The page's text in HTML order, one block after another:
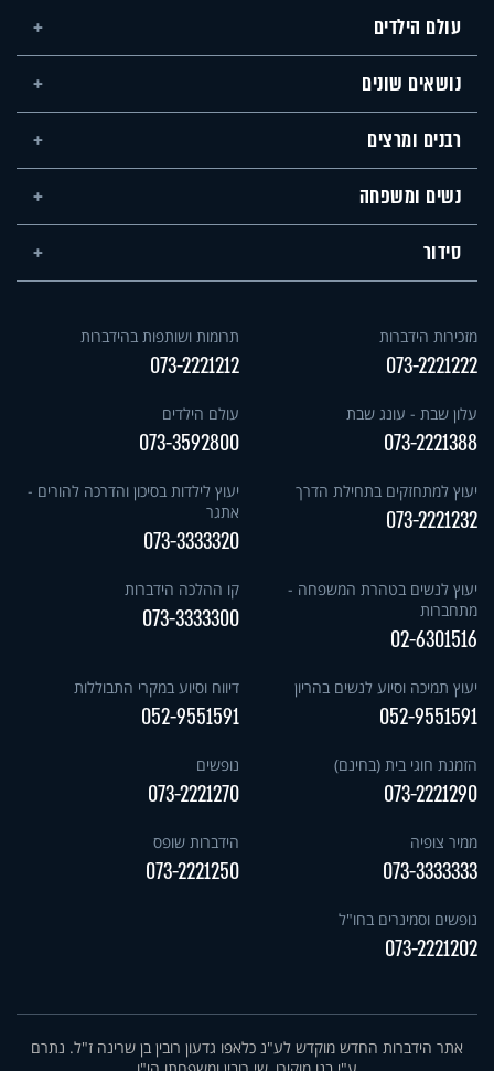
עולם הילדים
נושאים שונים
רבנים ומרצים
נשים ומשפחה
סידור
מזכירות הידברות
073-2221222
תרומות ושותפות בהידברות
073-2221212
עלון שבת - עונג שבת
073-2221388
עולם הילדים
073-3592800
יעוץ למתחזקים בתחילת הדרך
073-2221232
יעוץ לילדות בסיכון והדרכה להורים -
אתגר
073-3333320
יעוץ לנשים בטהרת המשפחה -
מתחברות
02-6301516
קו ההלכה הידברות
073-3333300
יעוץ תמיכה וסיוע לנשים בהריון
052-9551591
דיווח וסיוע במקרי התבוללות
052-9551591
הזמנת חוגי בית (בחינם)
073-2221290
נופשים
073-2221270
ממיר צופיה
073-3333333
הידברות שופס
073-2221250
נופשים וסמינרים בחו"ל
073-2221202
אתר הידברות החדש מוקדש לע"נ כלאפו גדעון רובין בן שרינה ז"ל. נתרם